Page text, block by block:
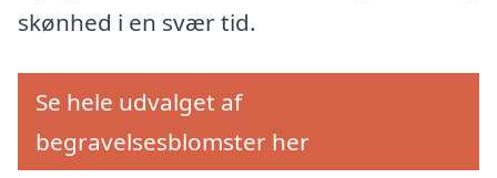
skønhed i en svær tid.
Se hele udvalget af
begravelsesblomster her